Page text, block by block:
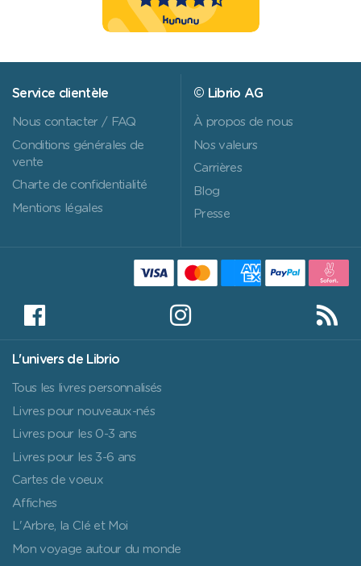
Service clientèle
Nous contacter / FAQ
Conditions générales de
vente
Charte de confidentialité
Mentions légales
© Librio AG
À propos de nous
Nos valeurs
Carrières
Blog
Presse
L'univers de Librio
Tous les livres personnalisés
Livres pour nouveaux-nés
Livres pour les 0-3 ans
Livres pour les 3-6 ans
Cartes de voeux
Affiches
L'Arbre, la Clé et Moi
Mon voyage autour du monde